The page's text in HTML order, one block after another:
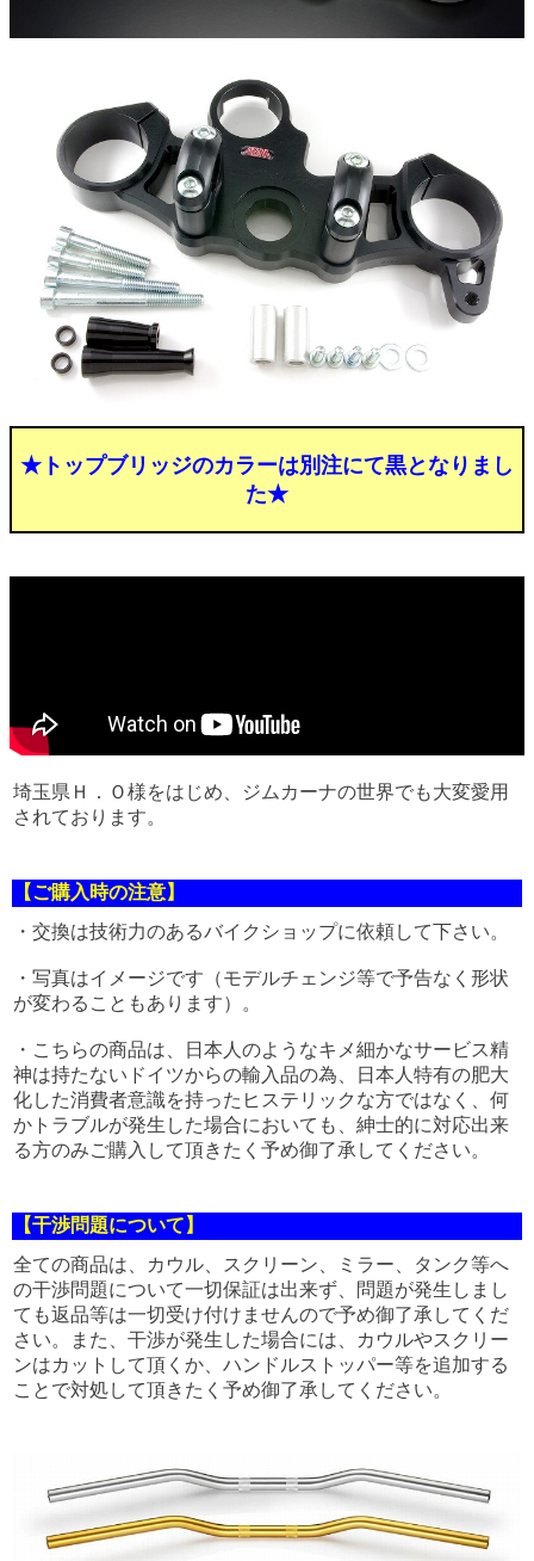
★トップブリッジのカラーは別注にて黒となりまし
た★
埼玉県Ｈ．Ｏ様をはじめ、ジムカーナの世界でも大変愛用
されております。
【ご購入時の注意】
・交換は技術力のあるバイクショップに依頼して下さい。
・写真はイメージです（モデルチェンジ等で予告なく形状
が変わることもあります）。
・こちらの商品は、日本人のようなキメ細かなサービス精
神は持たないドイツからの輸入品の為、日本人特有の肥大
化した消費者意識を持ったヒステリックな方ではなく、何
かトラブルが発生した場合においても、紳士的に対応出来
る方のみご購入して頂きたく予め御了承してください。
【干渉問題について】
全ての商品は、カウル、スクリーン、ミラー、タンク等へ
の干渉問題について一切保証は出来ず、問題が発生しまし
ても返品等は一切受け付けませんので予め御了承してくだ
さい。また、干渉が発生した場合には、カウルやスクリー
ンはカットして頂くか、ハンドルストッパー等を追加する
ことで対処して頂きたく予め御了承してください。